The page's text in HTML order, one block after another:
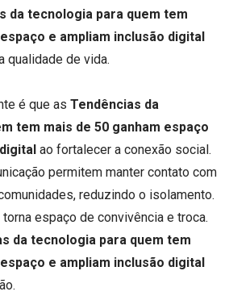
da tecnologia para quem tem
e ampliam inclusão digital
qualidade de vida.
é que as Tendências da
tem mais de 50 ganham espaço
ao fortalecer a conexão social.
permitem manter contato com
reduzindo o isolamento.
espaço de convivência e troca.
da tecnologia para quem tem
e ampliam inclusão digital